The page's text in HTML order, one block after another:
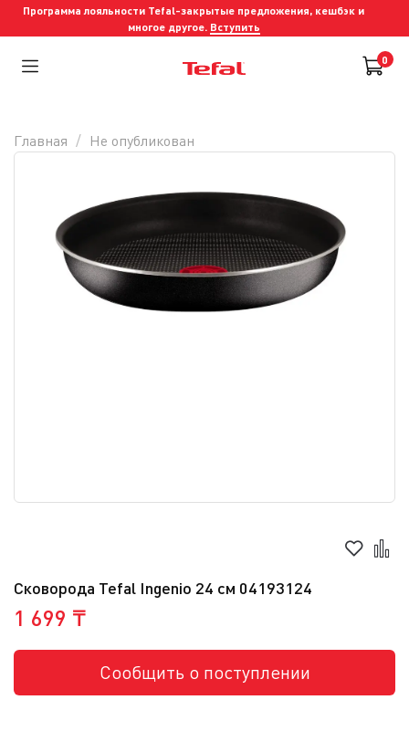
Программа лояльности Tefal-закрытые предложения, кешбэк и
многое другое. Вступить
0
Сковорода Tefal Ingenio 24 см 04193124
1 699 ₸
Сообщить о поступлении
Главная Не опубликован